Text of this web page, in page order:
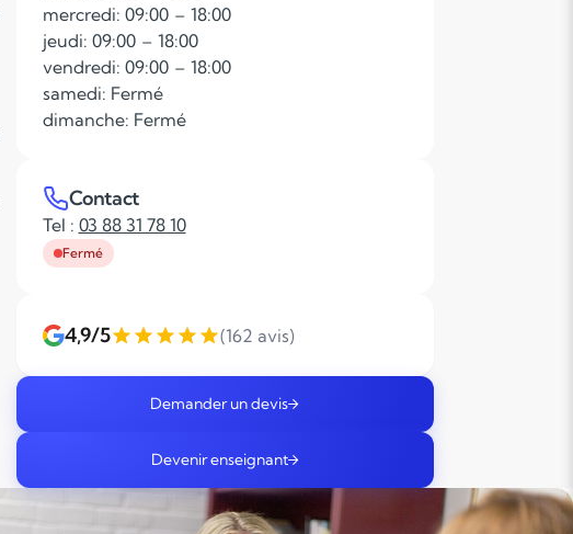
mercredi: 09:00 – 18:00
jeudi: 09:00 – 18:00
vendredi: 09:00 – 18:00
samedi: Fermé
dimanche: Fermé
Contact
Tel : 03 88 31 78 10
Fermé
4,9/5 (162 avis)
Demander un devis
Devenir enseignant